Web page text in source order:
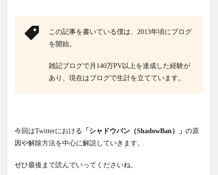
この記事を書いている僕は、2013年頃にブログ
を開始。
雑記ブログで月140万PV以上を達成した経験が
あり、現在はブログで生計を立てています。
今回はTwitterにおける 「シャドウバン（ShadowBan）」 の原
因や解除方法を中心に解説していきます。
ぜひ最後まで読んでいってくださいね。